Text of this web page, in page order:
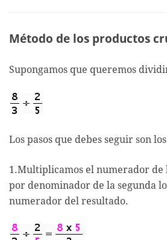
Método de los productos
Supongamos que queremos
Los pasos que debes seguir son
1.Multiplicamos el numerador
por denominador de la segunda
numerador del resultado.